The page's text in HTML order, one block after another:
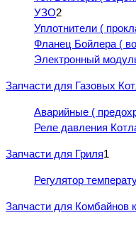
УЗО2
Уплотнители (
Фланец Бойлера (
Электронный
Запчасти для Газовых
Аварийные (
Реле давления
Запчасти для Гриля1
Регулятор
Запчасти для Комбайнов